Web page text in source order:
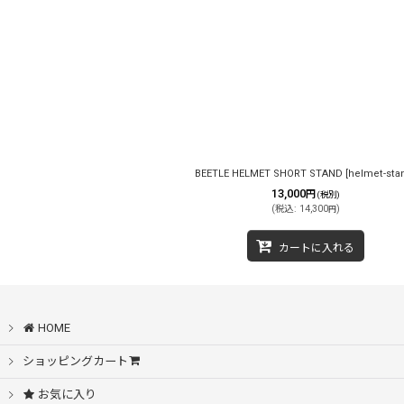
BEETLE HELMET SHORT STAND [helmet-
13,000円 (税別)
(税込: 14,300円)
カートに入れる
HOME
ショッピングカート
お気に入り